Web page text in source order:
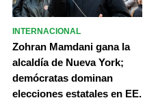
INTERNACIONAL
Zohran Mamdani gana la
alcaldía de Nueva York;
demócratas dominan
elecciones estatales en EE.